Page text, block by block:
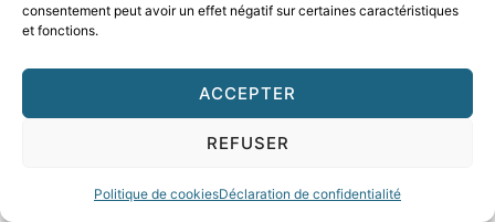
consentement peut avoir un effet négatif sur certaines caractéristiques
et fonctions.
ACCEPTER
REFUSER
Politique de cookiesDéclaration de confidentialité
Tous les droits sont réservés. © 2020 Mylin.
Conditions d'utilisation. Politique de confidentialité.